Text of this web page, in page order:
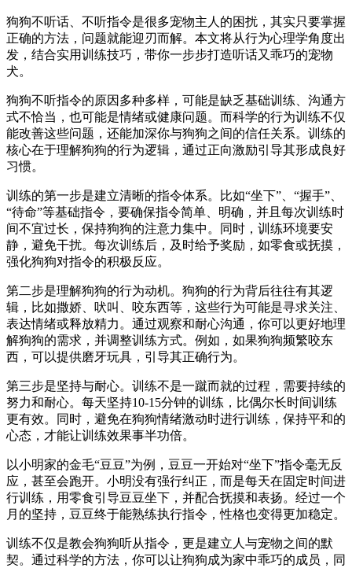
狗狗不听话、不听指令是很多宠物主人的困扰，其实只要掌握
正确的方法，问题就能迎刃而解。本文将从行为心理学角度出
发，结合实用训练技巧，带你一步步打造听话又乖巧的宠物
犬。
狗狗不听指令的原因多种多样，可能是缺乏基础训练、沟通方
式不恰当，也可能是情绪或健康问题。而科学的行为训练不仅
能改善这些问题，还能加深你与狗狗之间的信任关系。训练的
核心在于理解狗狗的行为逻辑，通过正向激励引导其形成良好
习惯。
训练的第一步是建立清晰的指令体系。比如“坐下”、“握手”、
“待命”等基础指令，要确保指令简单、明确，并且每次训练时
间不宜过长，保持狗狗的注意力集中。同时，训练环境要安
静，避免干扰。每次训练后，及时给予奖励，如零食或抚摸，
强化狗狗对指令的积极反应。
第二步是理解狗狗的行为动机。狗狗的行为背后往往有其逻
辑，比如撒娇、吠叫、咬东西等，这些行为可能是寻求关注、
表达情绪或释放精力。通过观察和耐心沟通，你可以更好地理
解狗狗的需求，并调整训练方式。例如，如果狗狗频繁咬东
西，可以提供磨牙玩具，引导其正确行为。
第三步是坚持与耐心。训练不是一蹴而就的过程，需要持续的
努力和耐心。每天坚持10-15分钟的训练，比偶尔长时间训练
更有效。同时，避免在狗狗情绪激动时进行训练，保持平和的
心态，才能让训练效果事半功倍。
以小明家的金毛“豆豆”为例，豆豆一开始对“坐下”指令毫无反
应，甚至会跑开。小明没有强行纠正，而是每天在固定时间进
行训练，用零食引导豆豆坐下，并配合抚摸和表扬。经过一个
月的坚持，豆豆终于能熟练执行指令，性格也变得更加稳定。
训练不仅是教会狗狗听从指令，更是建立人与宠物之间的默
契。通过科学的方法，你可以让狗狗成为家中乖巧的成员，同